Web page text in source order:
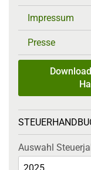
Impressum
Presse
Auswahl